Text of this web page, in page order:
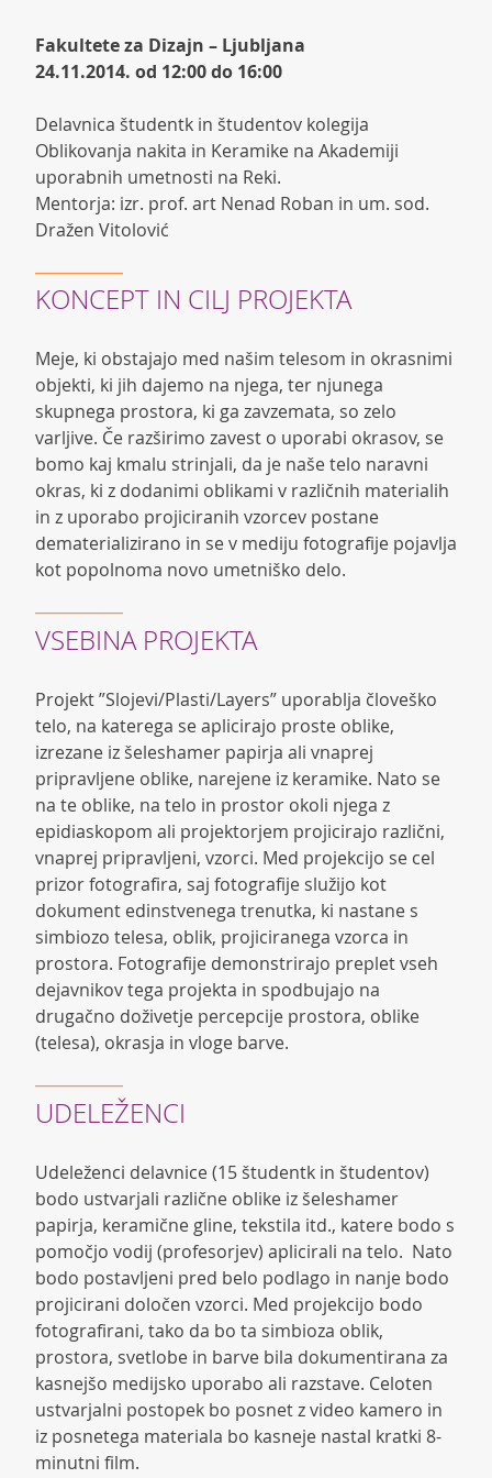
Fakultete za Dizajn – Ljubljana
24.11.2014. od 12:00 do 16:00
Delavnica študentk in študentov kolegija
Oblikovanja nakita in Keramike na Akademiji
uporabnih umetnosti na Reki.
Mentorja: izr. prof. art Nenad Roban in um. sod.
Dražen Vitolović
KONCEPT IN CILJ PROJEKTA
Meje, ki obstajajo med našim telesom in okrasnimi
objekti, ki jih dajemo na njega, ter njunega
skupnega prostora, ki ga zavzemata, so zelo
varljive. Če razširimo zavest o uporabi okrasov, se
bomo kaj kmalu strinjali, da je naše telo naravni
okras, ki z dodanimi oblikami v različnih materialih
in z uporabo projiciranih vzorcev postane
dematerializirano in se v mediju fotografije pojavlja
kot popolnoma novo umetniško delo.
VSEBINA PROJEKTA
Projekt ”Slojevi/Plasti/Layers” uporablja človeško
telo, na katerega se aplicirajo proste oblike,
izrezane iz šeleshamer papirja ali vnaprej
pripravljene oblike, narejene iz keramike. Nato se
na te oblike, na telo in prostor okoli njega z
epidiaskopom ali projektorjem projicirajo različni,
vnaprej pripravljeni, vzorci. Med projekcijo se cel
prizor fotografira, saj fotografije služijo kot
dokument edinstvenega trenutka, ki nastane s
simbiozo telesa, oblik, projiciranega vzorca in
prostora. Fotografije demonstrirajo preplet vseh
dejavnikov tega projekta in spodbujajo na
drugačno doživetje percepcije prostora, oblike
(telesa), okrasja in vloge barve.
UDELEŽENCI
Udeleženci delavnice (15 študentk in študentov)
bodo ustvarjali različne oblike iz šeleshamer
papirja, keramične gline, tekstila itd., katere bodo s
pomočjo vodij (profesorjev) aplicirali na telo. Nato
bodo postavljeni pred belo podlago in nanje bodo
projicirani določen vzorci. Med projekcijo bodo
fotografirani, tako da bo ta simbioza oblik,
prostora, svetlobe in barve bila dokumentirana za
kasnejšo medijsko uporabo ali razstave. Celoten
ustvarjalni postopek bo posnet z video kamero in
iz posnetega materiala bo kasneje nastal kratki 8-
minutni film.